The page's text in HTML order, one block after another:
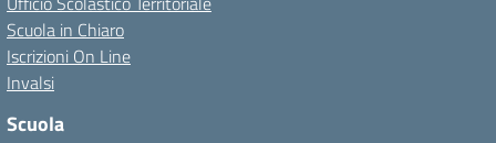
Scuola in Chiaro
Iscrizioni On Line
Invalsi
Scuola